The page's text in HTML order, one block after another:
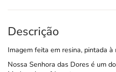
Descrição
Imagem feita em resina, pintada à
Nossa Senhora das Dores é um